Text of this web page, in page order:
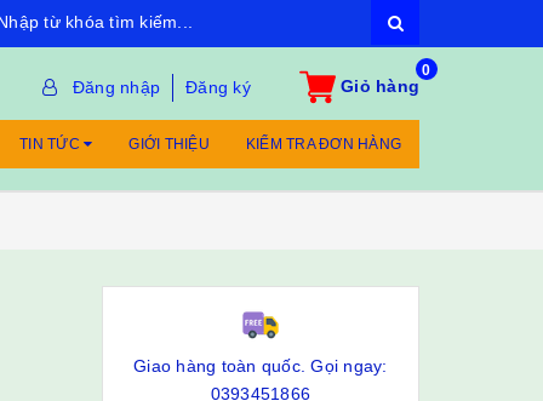
Đăng nhập Đăng ký
0
Giỏ hàng
TIN TỨC GIỚI THIỆU KIỂM TRA ĐƠN HÀNG
Giao hàng toàn quốc. Gọi ngay:
0393451866